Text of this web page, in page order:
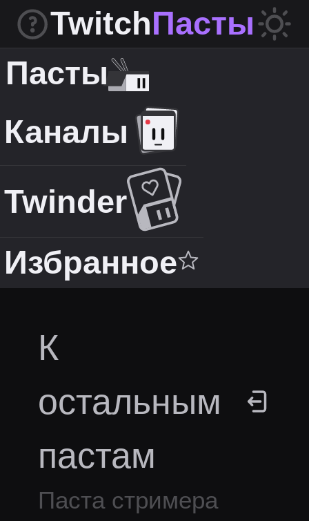
TwitchПасты
Пасты
Каналы
Twinder
Избранное
К
остальным
пастам
Паста стримера